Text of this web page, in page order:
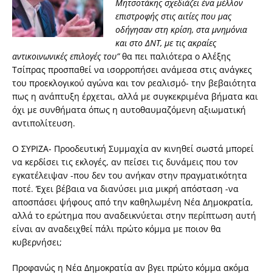
Μητσοτάκης σχεδιάζει ένα μέλλον
επιστροφής στις αιτίες που μας
οδήγησαν στη κρίση, στα μνημόνια
και στο ΔΝΤ, με τις ακραίες
αντικοινωνικές επιλογές του”θα πει παλιότερα ο Αλέξης
Τσίπρας προσπαθεί να ισορροπήσει ανάμεσα στις ανάγκες
του προεκλογικού αγώνα και τον ρεαλισμό- την βεβαιότητα
πως η ανάπτυξη έρχεται, αλλά με συγκεκριμένα βήματα και
όχι με συνθήματα όπως η αυτοθαυμαζόμενη αξιωματική
αντιπολίτευση.
Ο ΣΥΡΙΖΑ- Προοδευτική Συμμαχία αν κινηθεί σωστά μπορεί
να κερδίσει τις εκλογές, αν πείσει τις δυνάμεις που τον
εγκατέλειψαν -που δεν του ανήκαν στην πραγματικότητα
ποτέ. Έχει βέβαια να διανύσει μια μικρή απόσταση -να
αποσπάσει ψήφους από την καθηλωμένη Νέα Δημοκρατία,
αλλά το ερώτημα που αναδεικνύεται στην περίπτωση αυτή
είναι αν αναδειχθεί πάλι πρώτο κόμμα με ποιον θα
κυβερνήσει;
Προφανώς η Νέα Δημοκρατία αν βγει πρώτο κόμμα ακόμα